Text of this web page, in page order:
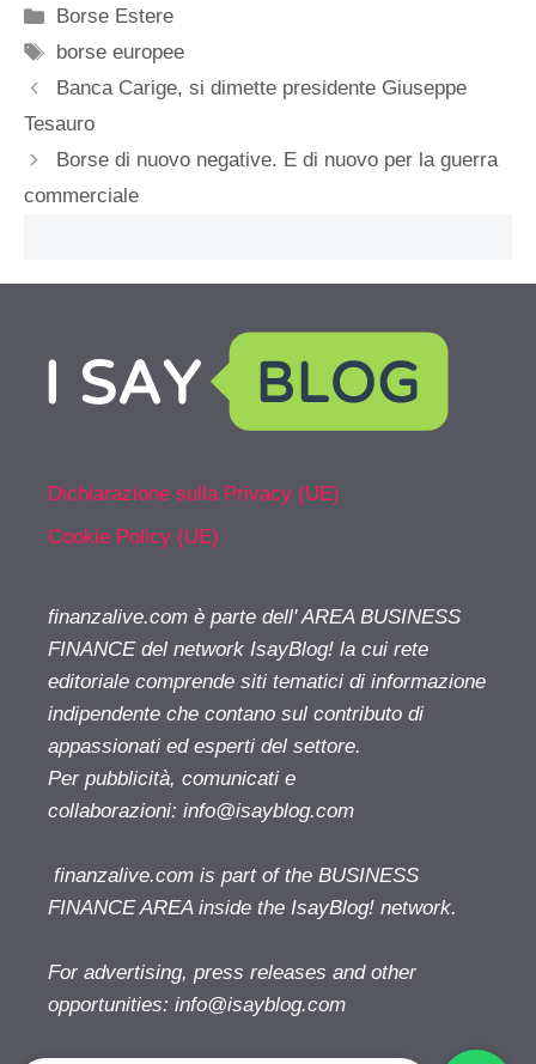
Categorie
Borse Estere
Tag
borse europee
Banca Carige, si dimette presidente Giuseppe
Tesauro
Borse di nuovo negative. E di nuovo per la guerra
commerciale
Dichiarazione sulla Privacy (UE)
Cookie Policy (UE)
finanzalive.com è parte dell' AREA BUSINESS
FINANCE del network IsayBlog! la cui rete
editoriale comprende siti tematici di informazione
indipendente che contano sul contributo di
appassionati ed esperti del settore.
Per pubblicità, comunicati e
collaborazioni: info@isayblog.com
finanzalive.com is part of the BUSINESS
FINANCE AREA inside the IsayBlog! network.
For advertising, press releases and other
opportunities: info@isayblog.com